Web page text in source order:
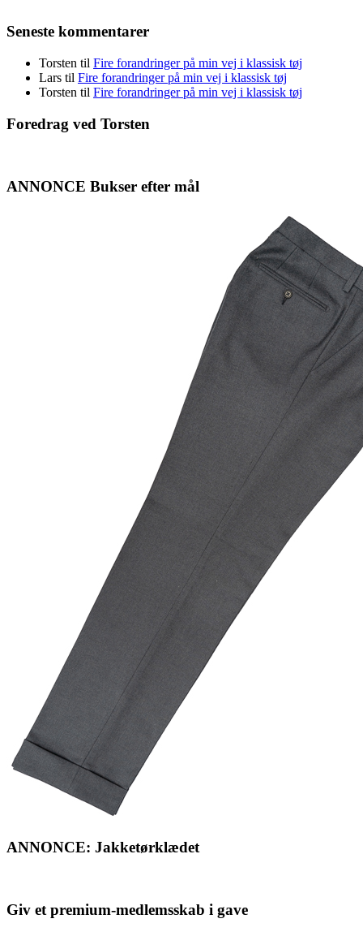
Seneste kommentarer
Torsten til Fire forandringer på min vej i klassisk tøj
Lars til Fire forandringer på min vej i klassisk tøj
Torsten til Fire forandringer på min vej i klassisk tøj
Foredrag ved Torsten
ANNONCE Bukser efter mål
ANNONCE: Jakketørklædet
Giv et premium-medlemsskab i gave